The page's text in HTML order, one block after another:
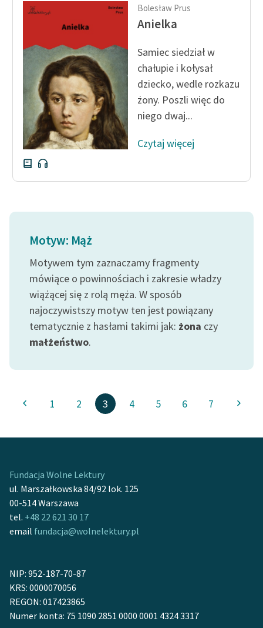
Bolesław Prus
Anielka
Samiec siedział w
chałupie i kołysał
dziecko, wedle rozkazu
żony. Poszli więc do
niego dwaj...
Czytaj więcej
Motyw: Mąż
Motywem tym zaznaczamy fragmenty
mówiące o powinnościach i zakresie władzy
wiążącej się z rolą męża. W sposób
najoczywistszy motyw ten jest powiązany
tematycznie z hasłami takimi jak: żona czy
małżeństwo.
1 2 3 4 5 6 7
Fundacja Wolne Lektury
ul. Marszałkowska 84/92 lok. 125
00-514 Warszawa
tel. +48 22 621 30 17
email fundacja@wolnelektury.pl
NIP: 952-187-70-87
KRS: 0000070056
REGON: 017423865
Numer konta: 75 1090 2851 0000 0001 4324 3317